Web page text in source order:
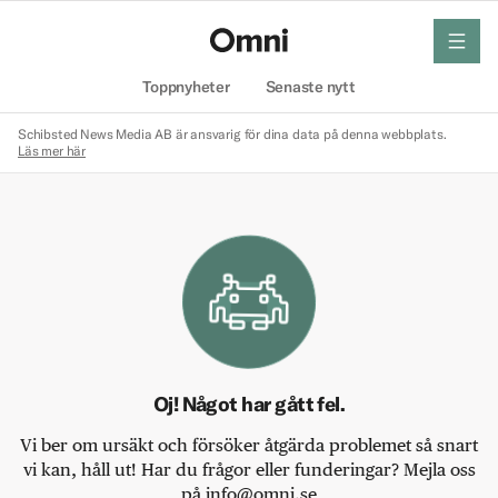
Toppnyheter Senaste nytt
meny
Schibsted News Media AB är ansvarig för dina data på denna webbplats.
Läs mer här
Oj! Något har gått fel.
Vi ber om ursäkt och försöker åtgärda problemet så snart
vi kan, håll ut! Har du frågor eller funderingar? Mejla oss